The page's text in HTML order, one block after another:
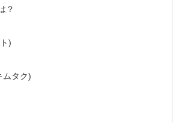
？
)
ムタク)